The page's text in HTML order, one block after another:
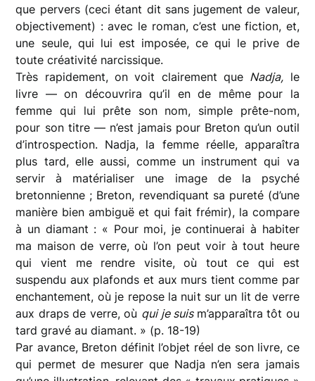
que pervers (ceci étant dit sans jugement de valeur,
objectivement) : avec le roman, c’est une fiction, et,
une seule, qui lui est imposée, ce qui le prive de
toute créativité narcissique.
Très rapidement, on voit clairement que Nadja, le
livre — on découvrira qu’il en de même pour la
femme qui lui prête son nom, simple prête-nom,
pour son titre — n’est jamais pour Breton qu’un outil
d’introspection. Nadja, la femme réelle, apparaîtra
plus tard, elle aussi, comme un instrument qui va
servir à matérialiser une image de la psyché
bretonnienne ; Breton, revendiquant sa pureté (d’une
manière bien ambiguë et qui fait frémir), la compare
à un diamant : « Pour moi, je continuerai à habiter
ma maison de verre, où l’on peut voir à tout heure
qui vient me rendre visite, où tout ce qui est
suspendu aux plafonds et aux murs tient comme par
enchantement, où je repose la nuit sur un lit de verre
aux draps de verre, où qui je suis m’apparaîtra tôt ou
tard gravé au diamant. » (p. 18-19)
Par avance, Breton définit l’objet réel de son livre, ce
qui permet de mesurer que Nadja n’en sera jamais